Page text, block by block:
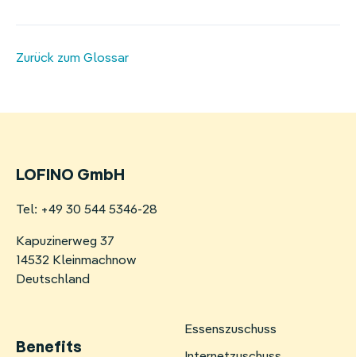
Zurück zum Glossar
LOFINO GmbH
Tel: +49 30 544 5346-28
Kapuzinerweg 37
14532 Kleinmachnow
Deutschland
Benefits
Essenszuschuss